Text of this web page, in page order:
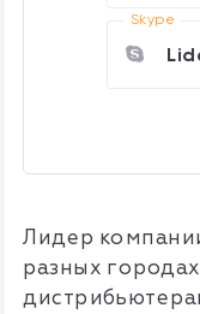
Skype
Лидер
разных